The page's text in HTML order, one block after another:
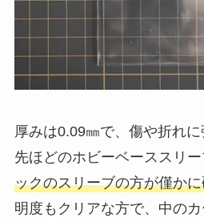
厚みは0.09㎜で、傷や折れに
先ほどのホビーベーススリー
ックのスリーブの方が僅か
明度もクリアな方で、中の